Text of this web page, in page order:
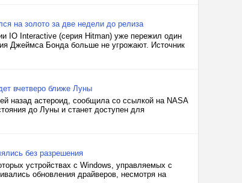
на золото за две недели до релиза
IO Interactive (серия Hitman) уже пережил один
Джеймса Бонда больше не угрожают. Источник
вчетверо ближе Луны
назад астероид, сообщила со ссылкой на NASA
до Луны и станет доступен для
без разрешения
устройствах с Windows, управляемых с
обновления драйверов, несмотря на